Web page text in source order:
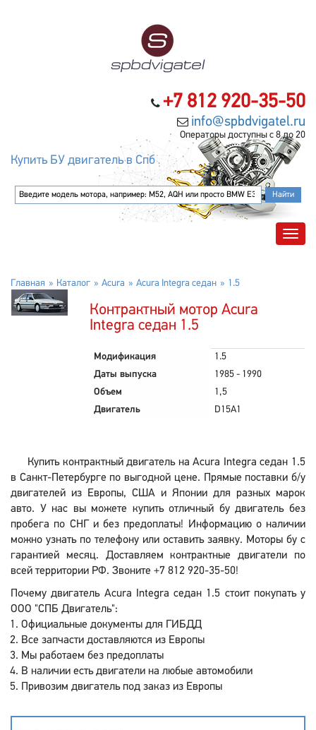
+7 812 920-35-50
info@spbdvigatel.ru
Операторы доступны с 8 до 20
Купить БУ двигатель в Спб
Главная Каталог Acura Acura Integra седан 1.5
Контрактный мотор Acura
Integra седан 1.5
Модификация
1.5
Даты выпуска
1985 - 1990
Объем
1,5
Двигатель
D15A1
Купить контрактный двигатель на Acura Integra седан 1.5
в Санкт-Петербурге по выгодной цене. Прямые поставки б/у
двигателей из Европы, США и Японии для разных марок
авто. У нас вы можете купить отличный бу двигатель без
пробега по СНГ и без предоплаты! Информацию о наличии
можно узнать по телефону или оставить заявку. Моторы бу с
гарантией месяц. Доставляем контрактные двигатели по
всей территории РФ. Звоните +7 812 920-35-50!
Почему двигатель Acura Integra седан 1.5 стоит покупать у
ООО "СПБ Двигатель":
Официальные документы для ГИБДД
Все запчасти доставляются из Европы
Мы работаем без предоплаты
В наличии есть двигатели на любые автомобили
Привозим двигатель под заказ из Европы